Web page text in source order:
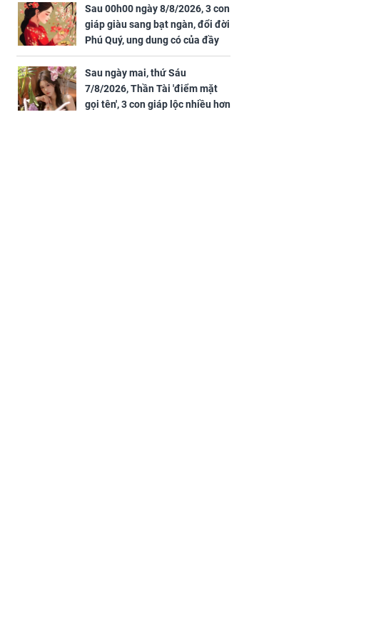
Sau 00h00 ngày 8/8/2026, 3 con
giáp giàu sang bạt ngàn, đổi đời
Phú Quý, ung dung có của đầy
nhà, ngày càng hưng thịnh sung
túc
Sau ngày mai, thứ Sáu
7/8/2026, Thần Tài 'điểm mặt
gọi tên', 3 con giáp lộc nhiều hơn